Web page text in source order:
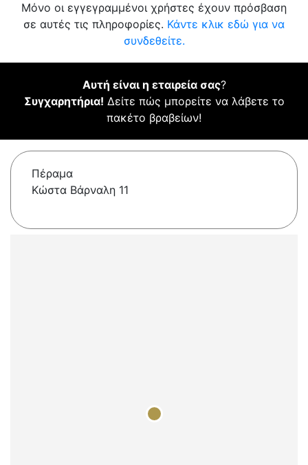
Μόνο οι εγγεγραμμένοι χρήστες έχουν πρόσβαση
σε αυτές τις πληροφορίες. Κάντε κλικ εδώ για να
συνδεθείτε.
Αυτή είναι η εταιρεία σας?
Συγχαρητήρια! Δείτε πώς μπορείτε να λάβετε το
πακέτο βραβείων!
Πέραμα
Κώστα Βάρναλη 11